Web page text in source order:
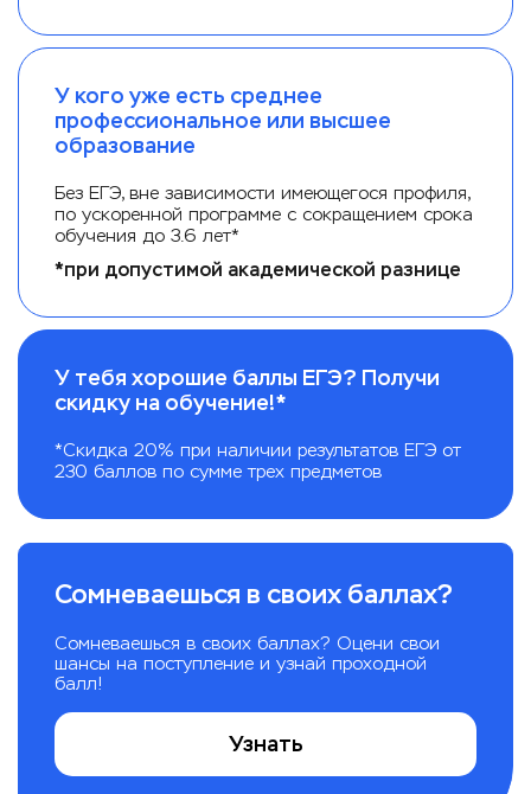
У кого уже есть среднее
профессиональное или высшее
образование
Без ЕГЭ, вне зависимости имеющегося профиля,
по ускоренной программе с сокращением срока
обучения до 3.6 лет*
*при допустимой академической разнице
У тебя хорошие баллы ЕГЭ? Получи
скидку на обучение!*
*Скидка 20% при наличии результатов ЕГЭ от
230 баллов по сумме трех предметов
Сомневаешься в своих баллах?
Сомневаешься в своих баллах? Оцени свои
шансы на поступление и узнай проходной
балл!
Узнать